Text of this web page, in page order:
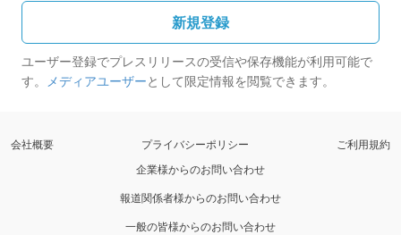
新規登録
ユーザー登録でプレスリリースの受信や保存機能が利用可能で
す。 メディアユーザーとして限定情報を閲覧できます。
会社概要 プライバシーポリシー
ご利用規約
企業様からのお問い合わせ
報道関係者様からのお問い合わせ
一般の皆様からのお問い合わせ